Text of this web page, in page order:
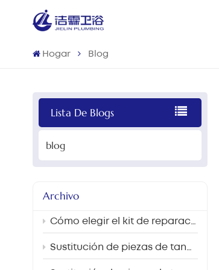
Hogar Blog
Lista De Blogs
blog
Archivo
Cómo elegir el kit de reparación de cisternas de inodoro adecuado para el mercado brasileño.
Sustitución de piezas de tanques de inodoro y mejoras para el ahorro de agua en proyectos de renovación de centros sanitarios y escolares.